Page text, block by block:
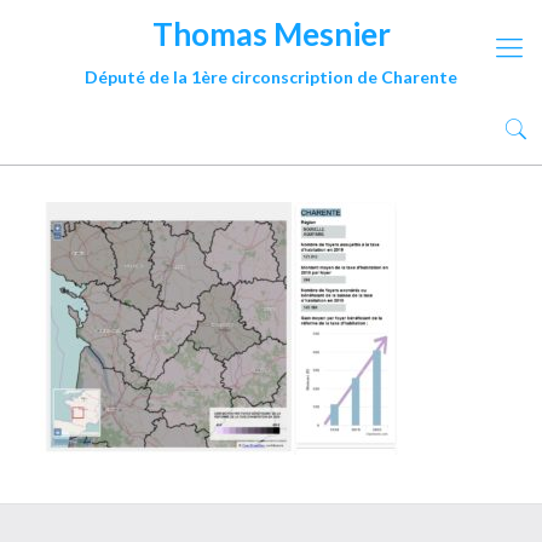
Thomas Mesnier
Député de la 1ère circonscription de Charente